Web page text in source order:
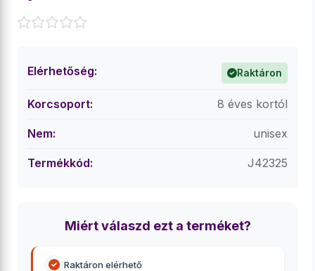
Elérhetőség: Raktáron
Korcsoport: 8 éves kortól
Nem: unisex
Termékkód: J42325
Miért válaszd ezt a terméket?
Raktáron elérhető